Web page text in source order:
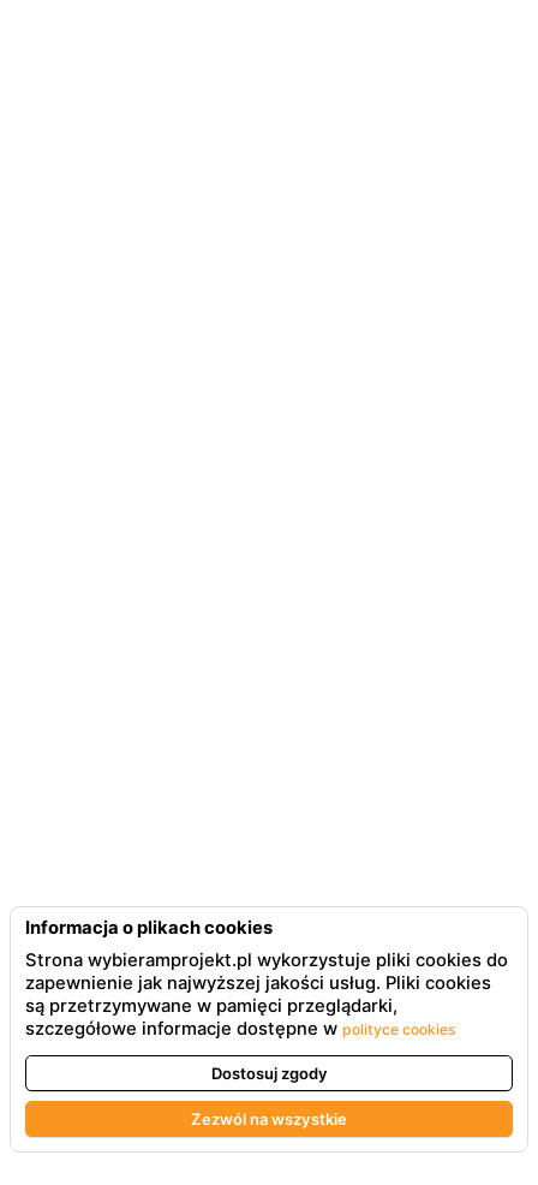
Informacja o plikach cookies
Strona wybieramprojekt.pl wykorzystuje pliki cookies do
zapewnienie jak najwyższej jakości usług. Pliki cookies
są przetrzymywane w pamięci przeglądarki,
szczegółowe informacje dostępne w polityce cookies
Dostosuj zgody
Zezwól na wszystkie